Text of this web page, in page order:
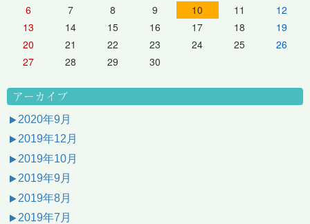
6
7 8 9 10 11
12
13
14 15 16 17 18
19
20
21 22 23 24 25
26
27
28 29 30
アーカイブ
2020年9月
2019年12月
2019年10月
2019年9月
2019年8月
2019年7月